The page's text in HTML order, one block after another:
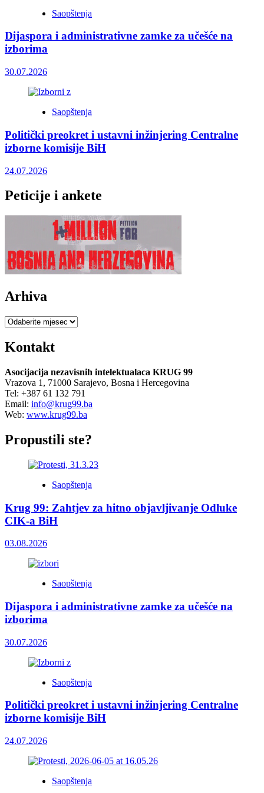
Saopštenja
Dijaspora i administrativne zamke za učešće na
izborima
30.07.2026
Saopštenja
Politički preokret i ustavni inžinjering Centralne
izborne komisije BiH
24.07.2026
Peticije i ankete
Arhiva
Arhiva
Kontakt
Asocijacija nezavisnih intelektualaca KRUG 99
Vrazova 1, 71000 Sarajevo, Bosna i Hercegovina
Tel: +387 61 132 791
Email: info@krug99.ba
Web: www.krug99.ba
Propustili ste?
Saopštenja
Krug 99: Zahtjev za hitno objavljivanje Odluke
CIK-a BiH
03.08.2026
Saopštenja
Dijaspora i administrativne zamke za učešće na
izborima
30.07.2026
Saopštenja
Politički preokret i ustavni inžinjering Centralne
izborne komisije BiH
24.07.2026
Saopštenja